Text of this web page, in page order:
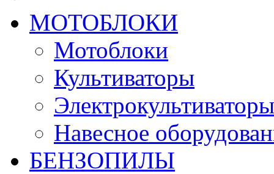
МОТОБЛОКИ
Мотоблоки
Культиваторы
Электрокультиваторы
Навесное
БЕНЗОПИЛЫ